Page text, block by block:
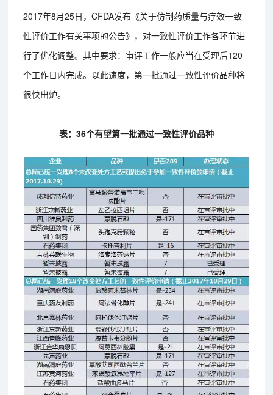
2017年8月25日，CFDA发布《关于仿制药质量与疗效一致
性评价工作有关事项的公告》，对一致性评价工作各环节进
行了优化调整。其中要求：审评工作一般应当在受理后120
个工作日内完成。以此速度，第一批通过一致性评价品种将
很快出炉。
表：36个有望第一批通过一致性评价品种